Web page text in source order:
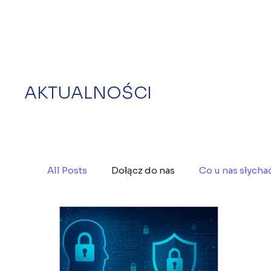
AKTUALNOŚCI
All Posts Dołącz do nas Co u nas